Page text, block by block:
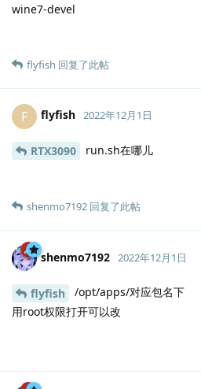
wine7-devel
flyfish 回复了此帖
F flyfish 2022年12月1日
RTX3090 run.sh在哪儿
shenmo7192 回复了此帖
shenmo7192 2022年12月1日
flyfish
/opt/apps/对应包名下
用root权限打开可以改